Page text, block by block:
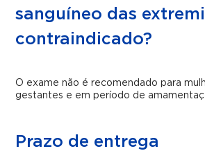
sanguíneo das
contraindicado?
O exame não é recomendado para
gestantes e em período de
Prazo de entrega